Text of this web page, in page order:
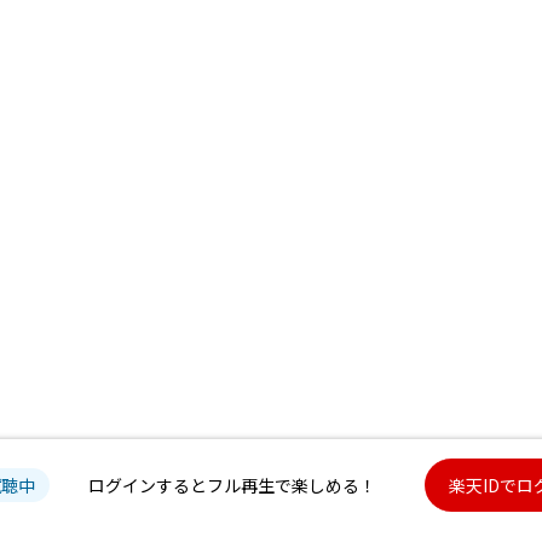
中 ログインするとフル再生で楽しめる！ 楽天IDでロ